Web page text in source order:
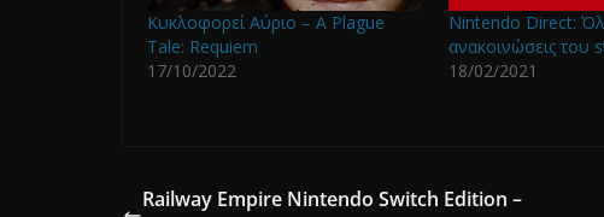
Κυκλοφορεί Aύριο – A Plague
Tale: Requiem
17/10/2022
Nintendo Direct:
ανακοινώσεις του
18/02/2021
Railway Empire Nintendo Switch Edition –